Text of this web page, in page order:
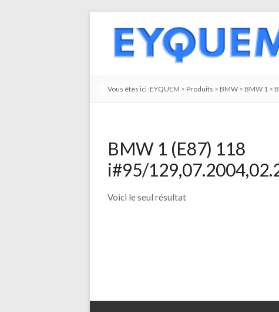
Vous êtes ici :EYQUEM > Produits > BMW > BMW 1 >
BMW 1 (E87) 118
i#95/
Voici le seul résultat